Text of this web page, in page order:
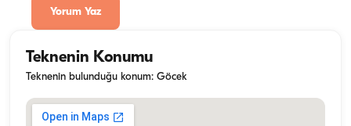
Yorum Yaz
Teknenin Konumu
Teknenin bulunduğu konum: Göcek